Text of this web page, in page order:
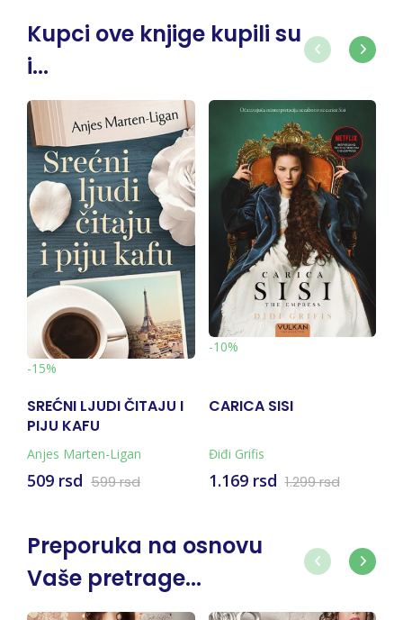
Kupci ove knjige kupili su
i...
ČITAJU I
Ligan
599 rsd
-10%
CARICA SISI
Điđi Grifis
1.169 rsd 1.299 rsd 1.079 rsd
Preporuka na osnovu
Vaše pretrage...